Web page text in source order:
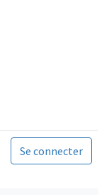
Se connecter